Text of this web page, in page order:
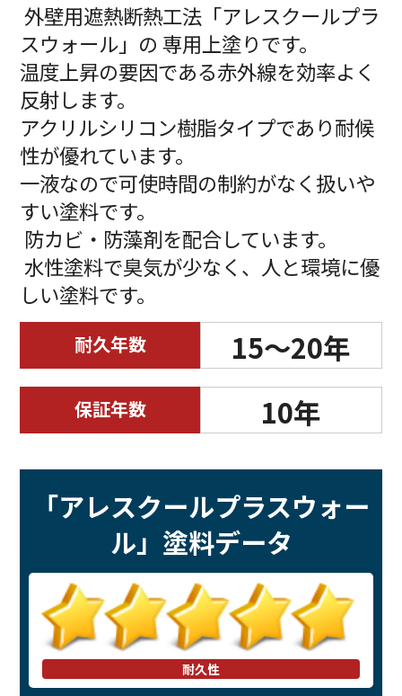
外壁用遮熱断熱工法「アレスクールプラ
スウォール」の 専用上塗りです。
温度上昇の要因である赤外線を効率よく
反射します。
アクリルシリコン樹脂タイプであり耐候
性が優れています。
一液なので可使時間の制約がなく扱いや
すい塗料です。
防カビ・防藻剤を配合しています。
水性塗料で臭気が少なく、人と環境に優
しい塗料です。
耐久年数 15～20年
保証年数 10年
「アレスクールプラスウォー
ル」塗料データ
耐久性